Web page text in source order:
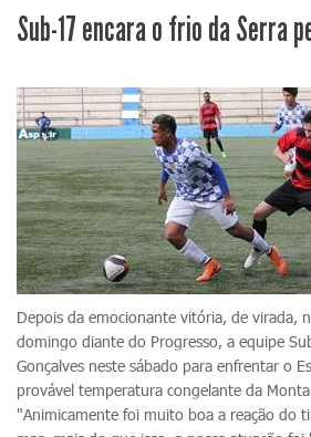
Sub-17 encara o frio da Serra
Depois da emocionante vitória, de virada,
domingo diante do Progresso, a equipe
Gonçalves neste sábado para enfrentar o
provável temperatura congelante da
"Animicamente foi muito boa a reação do